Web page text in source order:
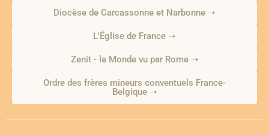
Diocèse de Carcassonne et Narbonne ➝
L'Église de France ➝
Zenit - le Monde vu par Rome ➝
Ordre des frères mineurs conventuels France-
Belgique ➝